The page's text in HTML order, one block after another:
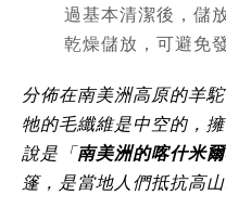
過基本清潔後，儲
乾燥儲放，可避免
分佈在南美洲高原的羊
牠的毛纖維是中空的，
說是「 南美洲的喀什米
篷，是當地人們抵抗高